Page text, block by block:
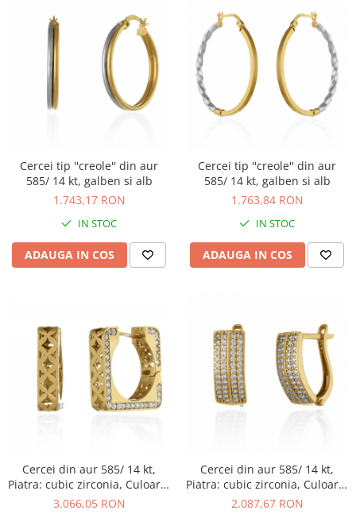
Cercei tip ''creole'' din aur
585/ 14 kt, galben si alb
1.743,17 RON
IN STOC
ADAUGA IN COS
Cercei tip ''creole'' din aur
585/ 14 kt, galben si alb
1.763,84 RON
IN STOC
ADAUGA IN COS
Cercei din aur 585/ 14 kt,
Piatra: cubic zirconia, Culoare:
transparenta
3.066,05 RON
Cercei din aur 585/ 14 kt,
Piatra: cubic zirconia, Culoare:
transparenta
2.087,67 RON